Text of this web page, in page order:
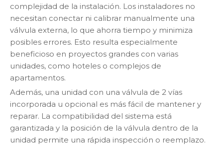
complejidad de la instalación. Los instaladores no
necesitan conectar ni calibrar manualmente una
válvula externa, lo que ahorra tiempo y minimiza
posibles errores. Esto resulta especialmente
beneficioso en proyectos grandes con varias
unidades, como hoteles o complejos de
apartamentos.
Además, una unidad con una válvula de 2 vías
incorporada u opcional es más fácil de mantener y
reparar. La compatibilidad del sistema está
garantizada y la posición de la válvula dentro de la
unidad permite una rápida inspección o reemplazo.